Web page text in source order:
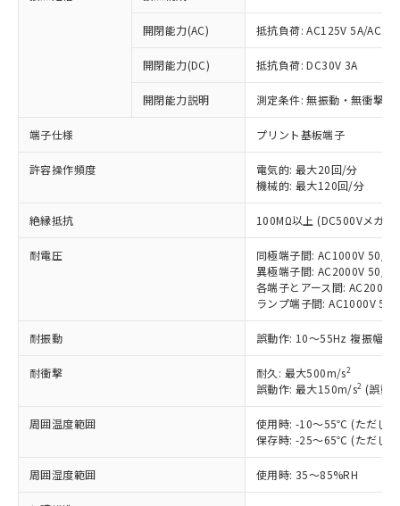
開閉能力(AC) 抵抗負荷: AC125V 5A/
開閉能力(DC) 抵抗負荷: DC30V 3A
開閉能力説明 測定条件: 無振動・無衝撃
端子仕様 プリント基板端子
許容操作頻度
電気的: 最大20回/分
機械的: 最大120回/分
絶縁抵抗 100MΩ以上 (DC500Vメガ)
耐電圧
同極端子間: AC1000V 50/
異極端子間: AC2000V 50/
各端子とアース間:
ランプ端子間: AC1000V
耐振動 誤動作: 10～55Hz 複振幅
耐衝撃 耐久: 最大500m/s2
誤動作: 最大150m/s2 (誤動
周囲温度範囲
使用時: -10～55℃ (ただし
保存時: -25～65℃ (ただし
周囲湿度範囲 使用時: 35～85%RH
以下の条件をお読みいただき、同意のうえ
本サービスは、当社制御機器事業取扱
商品の当社在庫状況および標準価格
(税抜)を提供させていただくもので
当社制御機器事業取扱商品の中には、
本サービスの対象外となる商品もある
ことをご了承ください。
在庫状況および標準価格照会結果は、
記載している更新日時点での社内デー
タに基づき作成されるものであり、閲
対応済み：EU RoHS指令（10物質）の
非含有に対応した製品が提供可能な商品で
対応予定：EU RoHS指令（10物質）の非含
有に対応した製品に切り替える予定のある
商品です。
対応予定なし：EU RoHS指令（10物質）の
非含有に非対応の商品で、対応品を出す予
調査・確認中：EU RoHS指令（10物質）の
非含有の対応状況を調査中または確認中の
非該当品：ライセンス料など無形物で、有
害物質有無と関係のない商品です。
仕入先様の事情により、非含有部品として
いたものが、含有品と判明した場合などや
むを得ず変更することがあります。
鉛(Pb) 1000ppm以下、 水銀(Hg) 1000ppm以下、 カド
「○」：最大均質材料含有率が中国RoHSの
「×」：最大均質材料含有率が中国RoHSの
基準値を超えていることを示します。
「－」：未確認です。当社販売部門へお問
*中国RoHS10物質の基準値 (GB/T26572)：
当社は、これら貴社製品のうち、外国
為替および外国貿易法に定める商品
（以下｢規制貨物等」という）を輸出
または国外への提供する場合は、日本
国政府の輸出許可(または役務取引許
記